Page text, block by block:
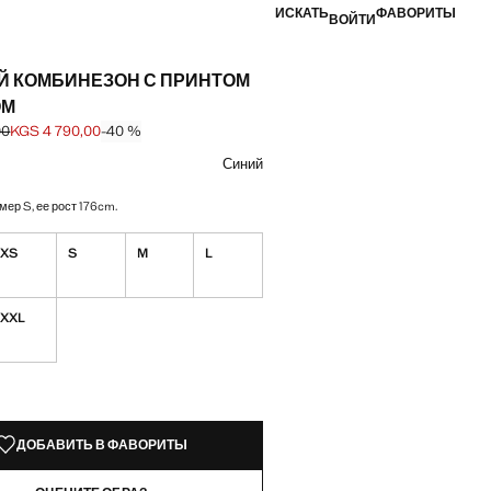
ИСКАТЬВОЙТИФАВОРИТЫ
КОМБИНЕЗОН С ПРИНТОМ
зачеркнута [KGS 7 990,00 ]
[KGS 4 790,00 ]
KGS 4 790,00-40 %
Синий
S, ее рост 176cm.
XS S M L
XXL
ДОБАВИТЬ В ФАВОРИТЫ